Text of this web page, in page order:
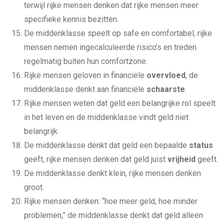
terwijl rijke mensen denken dat rijke mensen meer
specifieke kennis bezitten.
De middenklasse speelt op safe en comfortabel, rijke
mensen nemen ingecalculeerde risico’s en treden
regelmatig buiten hun comfortzone.
Rijke mensen geloven in financiële overvloed, de
middenklasse denkt aan financiële schaarste.
Rijke mensen weten dat geld een belangrijke rol speelt
in het leven en de middenklasse vindt geld niet
belangrijk.
De middenklasse denkt dat geld een bepaalde status
geeft, rijke mensen denken dat geld juist vrijheid geeft.
De middenklasse denkt klein, rijke mensen denken
groot.
Rijke mensen denken: “hoe meer geld, hoe minder
problemen,” de middenklasse denkt dat geld alleen